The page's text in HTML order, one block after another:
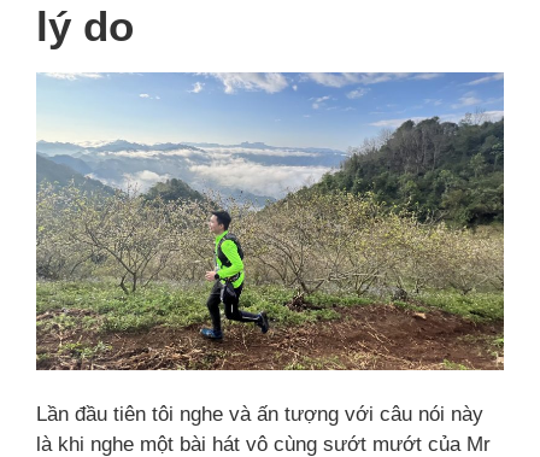
lý do
Lần đầu tiên tôi nghe và ấn tượng với câu nói này
là khi nghe một bài hát vô cùng sướt mướt của Mr